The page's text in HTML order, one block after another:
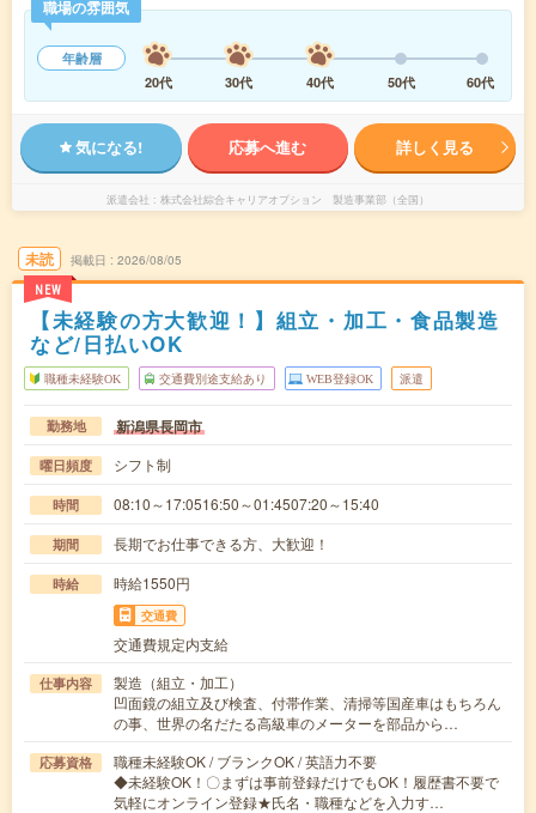
職場の雰囲気
年齢層
20代
30代 40代 50代 60代
気になる! 応募へ進む 詳しく見る
派遣会社 株式会社綜合キャリアオプション 製造事業部（全国）
未読
NEW
掲載日 2026/08/05
【未経験の方大歓迎！】組立・加工・食品製造
など/日払いOK
職種未経験OK 交通費別途支給あり WEB登録OK 派遣
勤務地 新潟県長岡市
曜日頻度 シフト制
時間 08:10～17:0516:50～01:4507:20～15:40
期間 長期でお仕事できる方、大歓迎！
時給 時給1550円
交通費
交通費規定内支給
仕事内容
製造（組立・加工）
凹面鏡の組立及び検査、付帯作業、清掃等国産車はもちろん
の事、世界の名だたる高級車のメーターを部品から…
応募資格
職種未経験OK / ブランクOK / 英語力不要
◆未経験OK！〇まずは事前登録だけでもOK！履歴書不要で
気軽にオンライン登録★氏名・職種などを入力す…